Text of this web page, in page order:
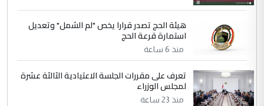
هيئة الحج تصدر قرارا يخص "لم الشمل" وتعديل
استمارة قرعة الحج
منذ 6 ساعة
تعرف على مقررات الجلسة الاعتيادية الثالثة عشرة
لمجلس الوزراء
منذ 23 ساعة